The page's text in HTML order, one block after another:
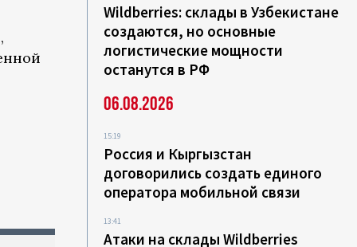
Wildberries: склады в Узбекистане
создаются, но основные
логистические мощности
останутся в РФ
06.08.2026
15:19
Россия и Кыргызстан
договорились создать единого
оператора мобильной связи
13:41
Атаки на склады Wildberries